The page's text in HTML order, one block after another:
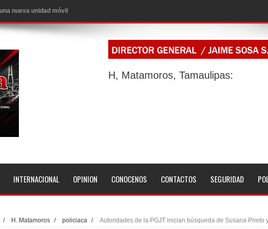
Flores en el ISSSTE Matamoros.
de la calle Miguel Alemán en la colonia Carlos Salinas de Gortari
de la calle Ingenieros en la colonia Alberto Carrera Torres.
la presentación del timbre postal del Bicentenario de Matamoros.
fueron consumidas por incendio en bodega de PepsiCo en Matamoros
por la Planilla Rosa fuerte aspirante para contender por el SNTISSSTE en
SERIE NACIONAL DE LIGAS PEQUEÑAS EN MATAMOROS
AMBULANCIAS AGRADECE A BETO GRANADOS POR ATENDER Y DAR
H, Matamoros, Tamaulipas:
INTERNACIONAL OPINION CONOCENOS CONTACTOS SEGURIDAD
/ H. Matamoros / policiaca / Autoridades de la PGJT inician búsqueda de Susana Prieto